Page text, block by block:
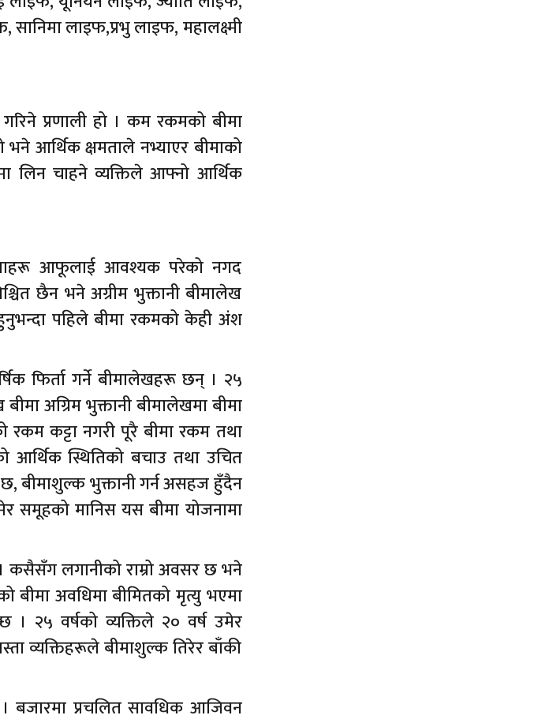
लाइफ,प्रभु लाइफ, महालक्ष्मी
प्रणाली हो । कम रकमको बीमा
आर्थिक क्षमताले नभ्याएर बीमाको
लिन चाहने व्यक्तिले आफ्नो आर्थिक
आफूलाई आवश्यक परेको नगद
छैन भने अग्रीम भुक्तानी बीमालेख
पहिले बीमा रकमको केही अंश
फिर्ता गर्ने बीमालेखहरू छन् । २५
अग्रिम भुक्तानी बीमालेखमा बीमा
रकम कट्टा नगरी पूरै बीमा रकम तथा
आर्थिक स्थितिको बचाउ तथा उचित
छ, बीमाशुल्क भुक्तानी गर्न असहज हुँदैन
समूहको मानिस यस बीमा योजनामा
कसैसँग लगानीको राम्रो अवसर छ भने
बीमा अवधिमा बीमितको मृत्यु भएमा
। २५ वर्षको व्यक्तिले २० वर्ष उमेर
व्यक्तिहरूले बीमाशुल्क तिरेर बाँकी
बजारमा प्रचलित सावधिक आजिवन